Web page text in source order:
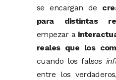
se encargan de
para distintas
empezar a
reales que los
cuando los falsos
entre los